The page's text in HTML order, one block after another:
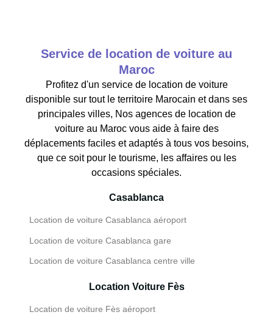
Service de location de voiture au
Maroc
Profitez d'un service de location de voiture
disponible sur tout le territoire Marocain et dans ses
principales villes, Nos agences de location de
voiture au Maroc vous aide à faire des
déplacements faciles et adaptés à tous vos besoins,
que ce soit pour le tourisme, les affaires ou les
occasions spéciales.
Casablanca
Location de voiture Casablanca aéroport
Location de voiture Casablanca gare
Location de voiture Casablanca centre ville
Location Voiture Fès
Location de voiture Fès aéroport